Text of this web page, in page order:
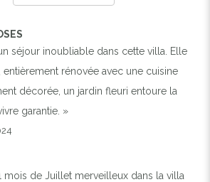
séjour inoubliable dans cette villa. Elle
rénovée avec une cuisine
décorée, un jardin fleuri entoure la
garantie. »
mois de Juillet merveilleux dans la villa